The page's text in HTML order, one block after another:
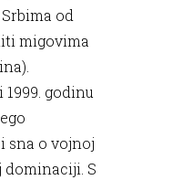
od
migovima
1999. godinu
sna o vojnoj
S